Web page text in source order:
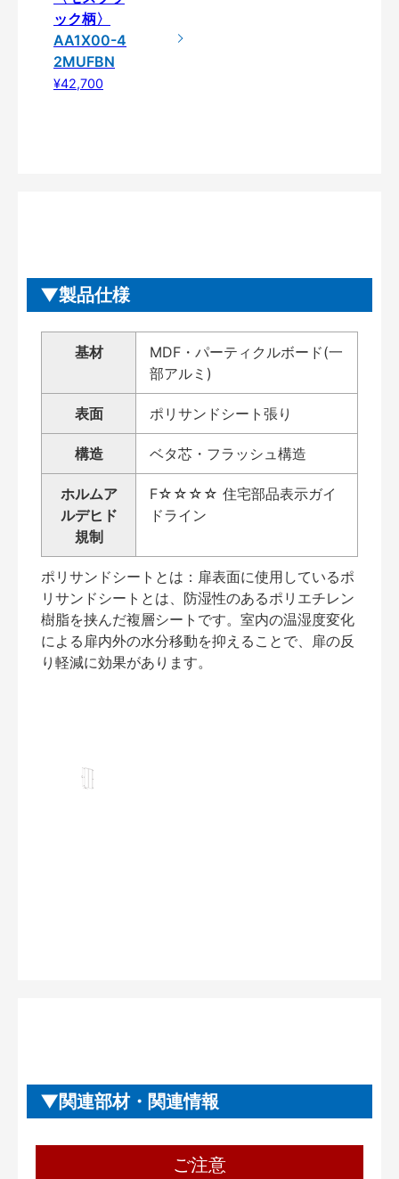
ック柄〉
AA1X00-4
2MUFBN
¥42,700
製品仕様
基材
MDF・パーティクルボード(一
部アルミ)
表面 ポリサンドシート張り
構造 ベタ芯・フラッシュ構造
ホルムア
ルデヒド
規制
F☆☆☆☆ 住宅部品表示ガイ
ドライン
ポリサンドシートとは：扉表面に使用しているポ
リサンドシートとは、防湿性のあるポリエチレン
樹脂を挟んだ複層シートです。室内の温湿度変化
による扉内外の水分移動を抑えることで、扉の反
り軽減に効果があります。
関連部材・関連情報
ご注意